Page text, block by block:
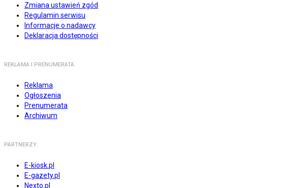
Zmiana ustawień zgód
Regulamin serwisu
Informacje o nadawcy
Deklaracja dostępności
REKLAMA I PRENUMERATA
Reklama
Ogłoszenia
Prenumerata
Archiwum
PARTNERZY
E-kiosk.pl
E-gazety.pl
Nexto.pl